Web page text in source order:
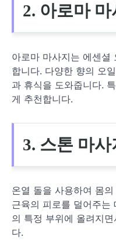
2. 아로마 마
아로마 마사지는 에센셜
합니다. 다양한 향의 오
과 휴식을 도와줍니다.
게 추천합니다.
3. 스톤 마사
온열 돌을 사용하여 몸
근육의 피로를 덜어주는
의 특정 부위에 올려지
다.